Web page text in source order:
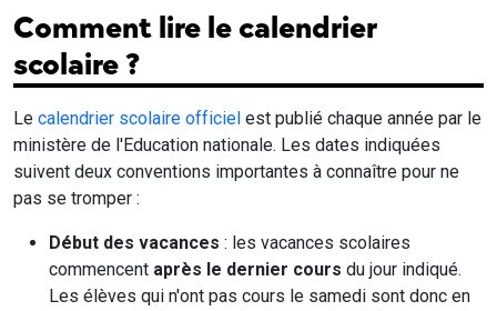
Comment lire le calendrier
scolaire ?
Le calendrier scolaire officiel est publié chaque année par le
ministère de l'Education nationale. Les dates indiquées
suivent deux conventions importantes à connaître pour ne
pas se tromper :
Début des vacances : les vacances scolaires
commencent après le dernier cours du jour indiqué.
Les élèves qui n'ont pas cours le samedi sont donc en